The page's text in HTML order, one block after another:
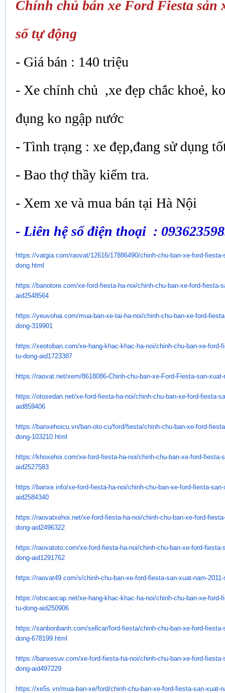
Chính chủ bán xe Ford Fiesta sản
số tự động
- Giá bán : 140 triệu
- Xe chính chủ ,xe đẹp chắc khoẻ,
đụng ko ngập nước
- Tình trạng : xe đẹp,đang sử dụng
- Bao thợ thầy kiểm tra.
- Xem xe và mua bán tại Hà Nội
- Liên hệ số điện thoại :
https://vatgia.com/raovat/12616/17886490/chinh-chu-ban-xe-ford-fiesta-
dong.html
https://banotore.com/xe-ford-fiesta-ha-noi/chinh-chu-ban-xe-ford-fiesta-
aid2548564
https://yeuvohai.com/mua-ban-xe-tai-ha-noi/chinh-chu-ban-xe-ford-
dong-319901
https://xeotoban.com/xe-hang-khac-khac-ha-noi/chinh-chu-ban-xe-ford-
tu-dong-aid1723387
https://raovat.net/xem/8618086-Chinh-chu-ban-xe-Ford-Fiesta-san-xuat-
https://otosedan.net/xe-ford-fiesta-ha-noi/chinh-chu-ban-xe-ford-fiesta-
aid859406
https://banxehoicu.vn/ban-oto-cu/ford/fiesta/chinh-chu-ban-xe-ford-
dong-103210.html
https://khoxehoi.com/xe-ford-fiesta-ha-noi/chinh-chu-ban-xe-ford-fiesta-
aid2527583
https://banxe.info/xe-ford-fiesta-ha-noi/chinh-chu-ban-xe-ford-fiesta-
aid2584340
https://raovatxehoi.net/xe-ford-fiesta-ha-noi/chinh-chu-ban-xe-ford-
dong-aid2496322
https://raovatoto.com/xe-ford-fiesta-ha-noi/chinh-chu-ban-xe-ford-fiesta-
dong-aid1291762
https://raovat49.com/s/chinh-chu-ban-xe-ford-fiesta-san-xuat-nam-
https://otocaocap.net/xe-hang-khac-khac-ha-noi/chinh-chu-ban-xe-ford-
tu-dong-aid250906
https://sanbonbanh.com/sellcar/ford-fiesta/chinh-chu-ban-xe-ford-fiesta-
dong-678199. html
https://banxesuv.com/xe-ford-fiesta-ha-noi/chinh-chu-ban-xe-ford-fiesta-
dong-aid497229
https://xe5s.vn/mua-ban-xe/ford/chinh-chu-ban-xe-ford-fiesta-san-xuat-